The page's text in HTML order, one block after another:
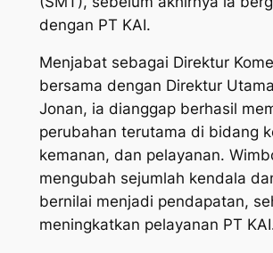
dengan PT KAI.
Menjabat sebagai Direktur
bersama dengan Direktur
Jonan, ia dianggap berhasil
perubahan terutama di bidang
kemanan, dan pelayanan.
mengubah sejumlah kendala
bernilai menjadi pendapatan,
meningkatkan pelayanan PT